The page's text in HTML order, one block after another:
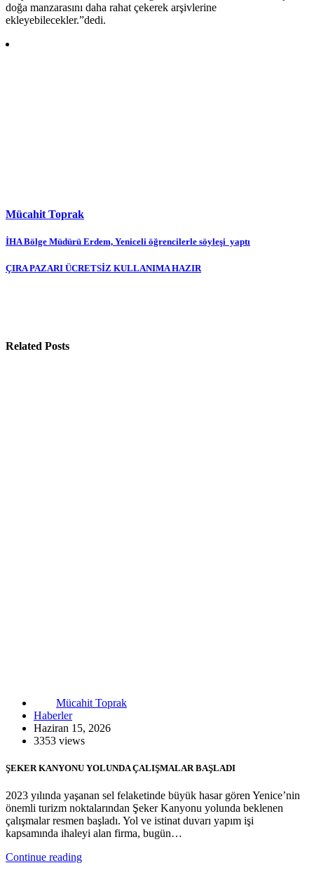
doğa manzarasını daha rahat çekerek arşivlerine
ekleyebilecekler.”dedi.
Mücahit Toprak
Yazı
gezinmesi
İHA Bölge Müdürü Erdem, Yeniceli öğrencilerle söyleşi yaptı
ÇIRA PAZARI ÜCRETSİZ KULLANIMA HAZIR
Related Posts
Mücahit Toprak
Haberler
Haziran 15, 2026
3353 views
ŞEKER KANYONU YOLUNDA ÇALIŞMALAR BAŞLADI
2023 yılında yaşanan sel felaketinde büyük hasar gören Yenice’nin
önemli turizm noktalarından Şeker Kanyonu yolunda beklenen
çalışmalar resmen başladı. Yol ve istinat duvarı yapım işi
kapsamında ihaleyi alan firma, bugün…
Continue reading